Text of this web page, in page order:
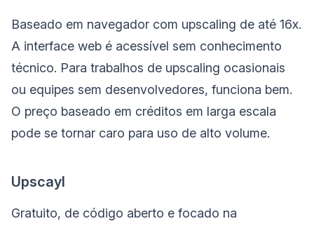
Baseado em navegador com upscaling de até 16x.
A interface web é acessível sem conhecimento
técnico. Para trabalhos de upscaling ocasionais
ou equipes sem desenvolvedores, funciona bem.
O preço baseado em créditos em larga escala
pode se tornar caro para uso de alto volume.
Upscayl
Gratuito, de código aberto e focado na